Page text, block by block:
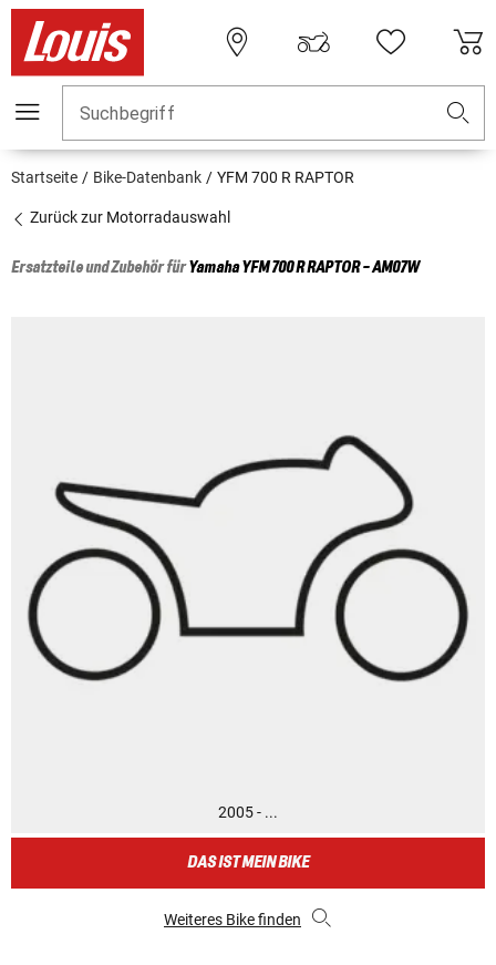
Suchbegriff
Startseite Bike-Datenbank YFM 700 R RAPTOR
Zurück zur Motorradauswahl
Ersatzteile und Zubehör fürYamahaYFM 700 R RAPTOR - AM07W
2005 - ...
DAS IST MEIN BIKE
Weiteres Bike finden